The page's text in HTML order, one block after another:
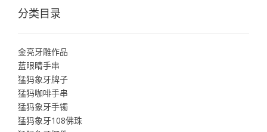
分类目录
金亮牙雕作品
蓝眼睛手串
猛犸象牙牌子
猛犸咖啡手串
猛犸象牙手镯
猛犸象牙108佛珠